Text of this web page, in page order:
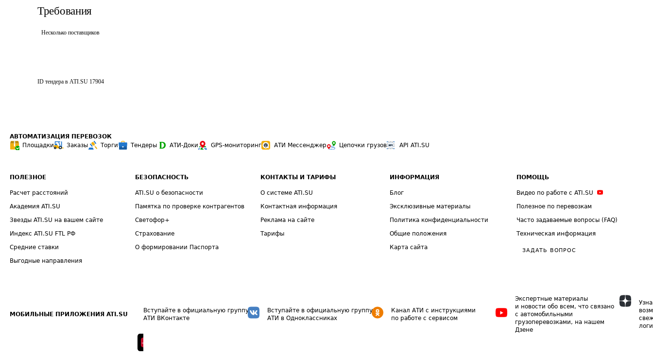
Требования
Несколько поставщиков
ID тендера в ATI.SU 17904
АВТОМАТИЗАЦИЯ ПЕРЕВОЗОК
Площадки
Заказы Торги Тендеры АТИ-Доки GPS-мониторинг АТИ Мессенджер Цепочки грузов API ATI.SU
ПОЛЕЗНОЕ
Расчет расстояний
Академия ATI.SU
Звезды ATI.SU на вашем сайте
Индекс ATI.SU FTL РФ
Средние ставки
Выгодные направления
БЕЗОПАСНОСТЬ
ATI.SU о безопасности
Памятка по проверке контрагентов
Светофор+
Страхование
О формировании Паспорта
КОНТАКТЫ И ТАРИФЫ
О системе ATI.SU
Контактная информация
Реклама на сайте
Тарифы
ИНФОРМАЦИЯ
Блог
Эксклюзивные материалы
Политика конфиденциальности
Общие положения
Карта сайта
ПОМОЩЬ
Видео по работе с ATI.SU
Полезное по перевозкам
Часто задаваемые вопросы (FAQ)
Техническая информация
ЗАДАТЬ ВОПРОС
МОБИЛЬНЫЕ ПРИЛОЖЕНИЯ ATI.SU
Вступайте в официальную группу
АТИ ВКонтакте
Вступайте в официальную группу
АТИ в Одноклассниках
Канал АТИ с инструкциями
по работе с сервисом
Экспертные материалы
и новости обо всем, что связано
с автомобильными
грузоперевозками, на нашем
Дзене